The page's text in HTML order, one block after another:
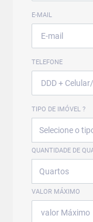
E-MAIL
TELEFONE
TIPO DE IMÓVEL ?
QUANTIDADE DE
VALOR MÁXIMO